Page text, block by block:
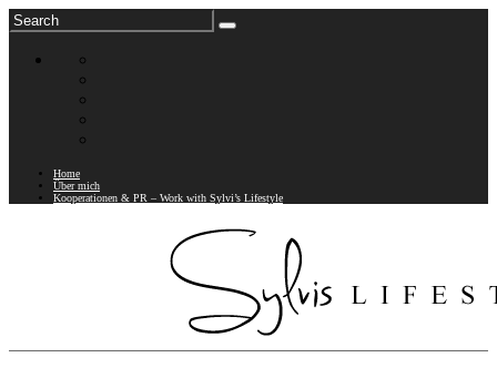
Home
Über mich
Kooperationen & PR – Work with Sylvi’s Lifestyle